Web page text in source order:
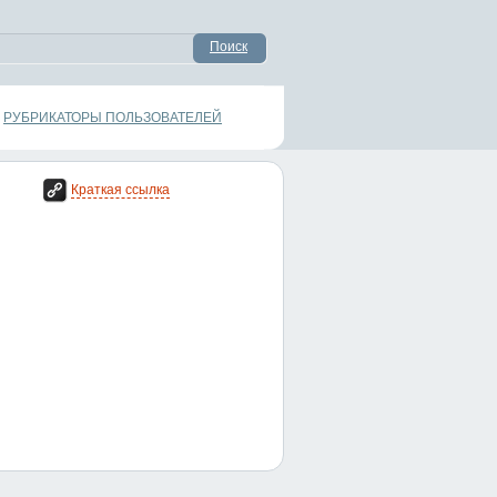
Краткая ссылка
Поиск
РУБРИКАТОРЫ ПОЛЬЗОВАТЕЛЕЙ